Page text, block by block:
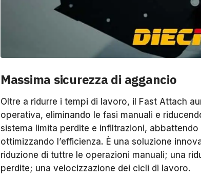
Massima sicurezza di aggancio
Oltre a ridurre i tempi di lavoro, il Fast Attach
operativa, eliminando le fasi manuali e
sistema limita perdite e infiltrazioni,
ottimizzando l’efficienza. È una soluzione
riduzione di tuttre le operazioni manuali; una
perdite; una velocizzazione dei cicli di lavoro.